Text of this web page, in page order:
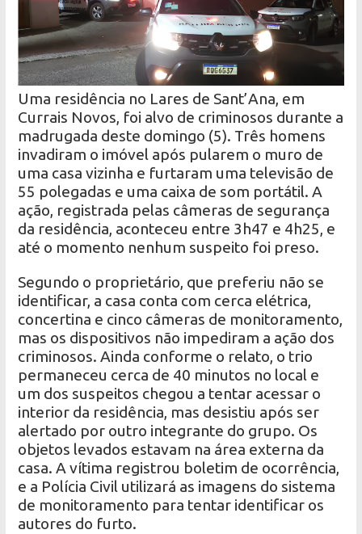
Uma residência no Lares de Sant’Ana, em
Currais Novos, foi alvo de criminosos durante a
madrugada deste domingo (5). Três homens
invadiram o imóvel após pularem o muro de
uma casa vizinha e furtaram uma televisão de
55 polegadas e uma caixa de som portátil. A
ação, registrada pelas câmeras de segurança
da residência, aconteceu entre 3h47 e 4h25, e
até o momento nenhum suspeito foi preso.
Segundo o proprietário, que preferiu não se
identificar, a casa conta com cerca elétrica,
concertina e cinco câmeras de monitoramento,
mas os dispositivos não impediram a ação dos
criminosos. Ainda conforme o relato, o trio
permaneceu cerca de 40 minutos no local e
um dos suspeitos chegou a tentar acessar o
interior da residência, mas desistiu após ser
alertado por outro integrante do grupo. Os
objetos levados estavam na área externa da
casa. A vítima registrou boletim de ocorrência,
e a Polícia Civil utilizará as imagens do sistema
de monitoramento para tentar identificar os
autores do furto.